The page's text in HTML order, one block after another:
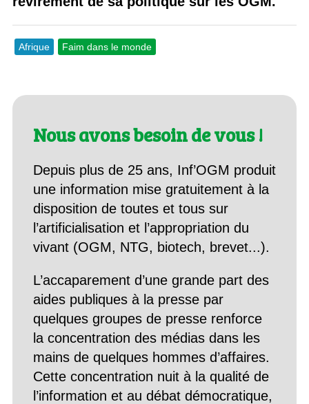
Afrique Faim dans le monde
Nous avons besoin de vous !
Depuis plus de 25 ans, Inf’OGM produit
une information mise gratuitement à la
disposition de toutes et tous sur
l’artificialisation et l’appropriation du
vivant (OGM, NTG, biotech, brevet...).
L’accaparement d’une grande part des
aides publiques à la presse par
quelques groupes de presse renforce
la concentration des médias dans les
mains de quelques hommes d’affaires.
Cette concentration nuit à la qualité de
l’information et au débat démocratique,